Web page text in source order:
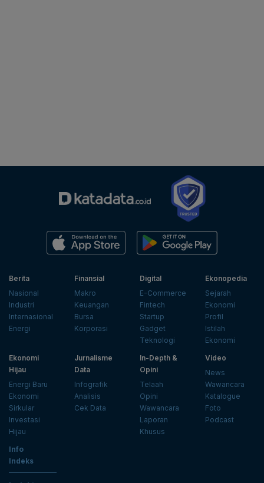
Berita
Nasional
Industri
Internasional
Energi
Finansial
Makro
Keuangan
Bursa
Korporasi
Digital
E-Commerce
Fintech
Startup
Gadget
Teknologi
Ekonopedia
Sejarah
Ekonomi
Profil
Istilah
Ekonomi
Ekonomi
Hijau
Energi Baru
Ekonomi
Sirkular
Investasi
Hijau
Jurnalisme
Data
Infografik
Analisis
Cek Data
In-Depth &
Opini
Telaah
Opini
Wawancara
Laporan
Khusus
Video
News
Wawancara
Katalogue
Foto
Podcast
Info
Indeks